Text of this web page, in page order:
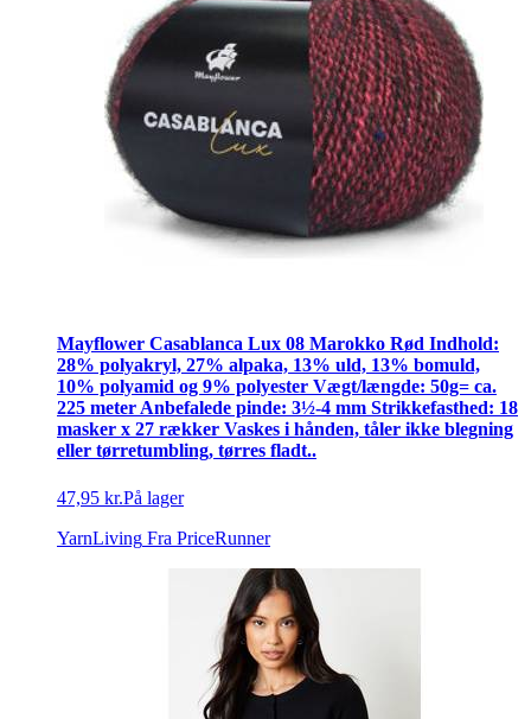
Mayflower Casablanca Lux 08 Marokko Rød Indhold:
28% polyakryl, 27% alpaka, 13% uld, 13% bomuld,
10% polyamid og 9% polyester Vægt/længde: 50g= ca.
225 meter Anbefalede pinde: 3½-4 mm Strikkefasthed: 18
masker x 27 rækker Vaskes i hånden, tåler ikke blegning
eller tørretumbling, tørres fladt..
47,95 kr.På lager
YarnLiving Fra PriceRunner